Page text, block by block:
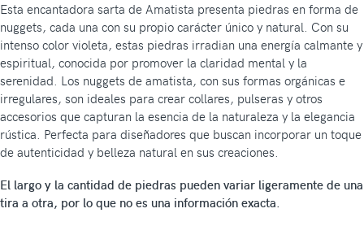
Esta encantadora sarta de Amatista presenta piedras en forma de
nuggets, cada una con su propio carácter único y natural. Con su
intenso color violeta, estas piedras irradian una energía calmante y
espiritual, conocida por promover la claridad mental y la
serenidad. Los nuggets de amatista, con sus formas orgánicas e
irregulares, son ideales para crear collares, pulseras y otros
accesorios que capturan la esencia de la naturaleza y la elegancia
rústica. Perfecta para diseñadores que buscan incorporar un toque
de autenticidad y belleza natural en sus creaciones.
El largo y la cantidad de piedras pueden variar ligeramente de una
tira a otra, por lo que no es una información exacta.